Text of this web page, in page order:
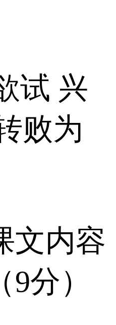
试 兴
败为
文内容
分）